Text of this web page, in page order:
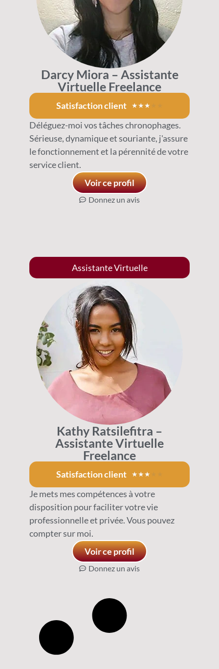
Darcy Miora – Assistante
Virtuelle Freelance
Satisfaction client ★★★
Déléguez-moi vos tâches chronophages.
Sérieuse, dynamique et souriante, j'assure
le fonctionnement et la pérennité de votre
service client.
Voir ce profil
Donnez un avis
Assistante Virtuelle
Kathy Ratsilefitra –
Assistante Virtuelle
Freelance
Satisfaction client ★★★
Je mets mes compétences à votre
disposition pour faciliter votre vie
professionnelle et privée. Vous pouvez
compter sur moi.
Voir ce profil
Donnez un avis